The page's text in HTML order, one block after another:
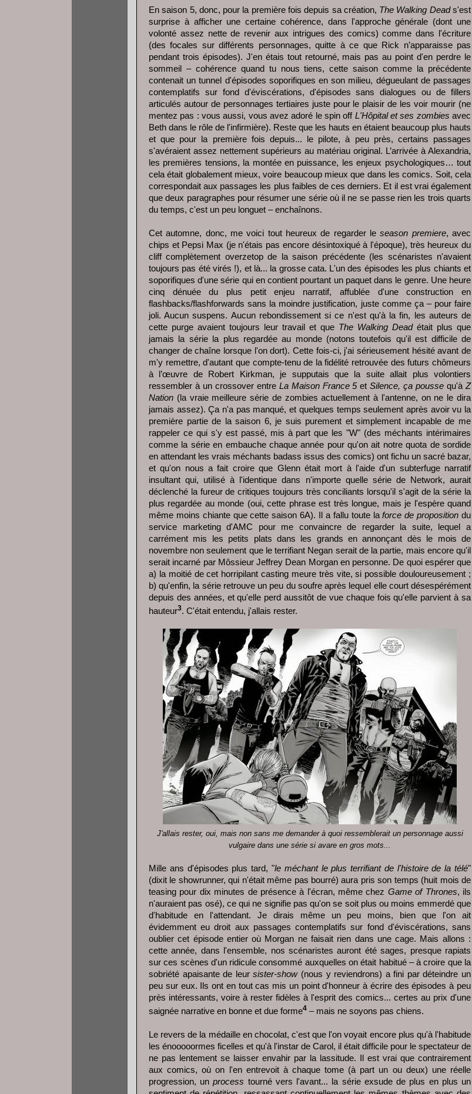
En saison 5, donc, pour la première fois depuis sa création, The Walking Deads'est
surprise à afficher une certaine cohérence, dans l'approche générale (dont une
volonté assez nette de revenir aux intrigues des comics) comme dans l'écriture
(des focales sur différents personnages, quitte à ce que Rick n’apparaisse pas
pendant trois épisodes). J'en étais tout retourné, mais pas au point d'en perdre le
sommeil – cohérence quand tu nous tiens, cette saison comme la précédente
contenait un tunnel d'épisodes soporifiques en son milieu, dégueulant de passages
contemplatifs sur fond d'éviscérations, d'épisodes sans dialogues ou de fillers
articulés autour de personnages tertiaires juste pour le plaisir de les voir mourir (ne
mentez pas : vous aussi, vous avez adoré le spin off L'Hôpital et ses zombies avec
Beth dans le rôle de l'infirmière). Reste que les hauts en étaient beaucoup plus hauts
et que pour la première fois depuis... le pilote, à peu près, certains passages
s'avéraient assez nettement supérieurs au matériau original. L’arrivée à Alexandria,
les premières tensions, la montée en puissance, les enjeux psychologiques… tout
cela était globalement mieux, voire beaucoup mieux que dans les comics. Soit, cela
correspondait aux passages les plus faibles de ces derniers. Et il est vrai également
que deux paragraphes pour résumer une série où il ne se passe rien les trois quarts
du temps, c'est un peu longuet – enchaînons.
Cet automne, donc, me voici tout heureux de regarder leseason premiere, avec
chips et Pepsi Max (je n'étais pas encore désintoxiqué à l'époque), très heureux du
cliff complètement overzetop de la saison précédente (les scénaristes n'avaient
toujours pas été virés !), et là... la grosse cata. L'un des épisodes les plus chiants et
soporifiques d'une série qui en contient pourtant un paquet dans le genre. Une heure
cinq dénuée du plus petit enjeu narratif, affublée d'une construction en
flashbacks/flashforwards sans la moindre justification, juste comme ça – pour faire
joli. Aucun suspens. Aucun rebondissement si ce n'est qu'à la fin, les auteurs de
cette purge avaient toujours leur travail et que The Walking Deadétait plus que
jamais la série la plus regardée au monde (notons toutefois qu'il est difficile de
changer de chaîne lorsque l'on dort). Cette fois-ci, j'ai sérieusement hésité avant de
m'y remettre, d'autant que compte-tenu de la fidélité retrouvée des futurs chômeurs
à l’œuvre de Robert Kirkman, je supputais que la suite allait plus volontiers
ressembler à un crossover entreLa Maison France 5etSilence, ça pousse qu'àZ
Nation (la vraie meilleure série de zombies actuellement à l'antenne, on ne le dira
jamais assez). Ça n'a pas manqué, et quelques temps seulement après avoir vu la
première partie de la saison 6, je suis purement et simplement incapable de me
rappeler ce qui s'y est passé, mis à part que les "W" (des méchants intérimaires
comme la série en embauche chaque année pour qu'on ait notre quota de sordide
en attendant les vrais méchants badass issus des comics) ont fichu un sacré bazar,
et qu'on nous a fait croire que Glenn était mort à l'aide d'un subterfuge narratif
insultant qui, utilisé à l'identique dans n'importe quelle série de Network, aurait
déclenché la fureur de critiques toujours très conciliants lorsqu'il s'agit de la série la
plus regardée au monde (oui, cette phrase est très longue, mais je l'espère quand
même moins chiante que cette saison 6A). Il a fallu toute laforce de proposition du
service marketing d'AMC pour me convaincre de regarder la suite, lequel a
carrément mis les petits plats dans les grands en annonçant dès le mois de
novembre non seulement que le terrifiant Negan serait de la partie, mais encore qu'il
serait incarné par Môssieur Jeffrey Dean Morgan en personne. De quoi espérer que
a) la moitié de cet horripilant casting meure très vite, si possible douloureusement ;
b) qu'enfin, la série retrouve un peu du soufre après lequel elle court désespérément
depuis des années, et qu'elle perd aussitôt de vue chaque fois qu'elle parvient à sa
hauteur3. C'était entendu, j'allais rester.
J'allais rester, oui, mais non sans me demander à quoi ressemblerait un personnage aussi
vulgaire dans une série si avare en gros mots...
Mille ans d'épisodes plus tard, "le méchant le plus terrifiant de l'histoire de la télé"
(dixit le showrunner, qui n'était même pas bourré) aura pris son temps (huit mois de
teasing pour dix minutes de présence à l'écran, même chez Game of Thrones, ils
n'auraient pas osé), ce qui ne signifie pas qu'on se soit plus ou moins emmerdé que
d'habitude en l'attendant. Je dirais même un peu moins, bien que l'on ait
évidemment eu droit aux passages contemplatifs sur fond d'éviscérations, sans
oublier cet épisode entier où Morgan ne faisait rien dans une cage. Mais allons :
cette année, dans l'ensemble, nos scénaristes auront été sages, presque rapiats
sur ces scènes d'un ridicule consommé auxquelles on était habitué – à croire que la
sobriété apaisante de leursister-show(nous y reviendrons) a fini par déteindre un
peu sur eux. Ils ont en tout cas mis un point d'honneur à écrire des épisodes à peu
près intéressants, voire à rester fidèles à l'esprit des comics... certes au prix d'une
saignée narrative en bonne et due forme4 – mais ne soyons pas chiens.
Le revers de la médaille en chocolat, c'est que l'on voyait encore plus qu'à l'habitude
les énooooormes ficelles et qu'à l'instar de Carol, il était difficile pour le spectateur de
ne pas lentement se laisser envahir par la lassitude. Il est vrai que contrairement
aux comics, où on l'en entrevoit à chaque tome (à part un ou deux) une réelle
progression, unprocess tourné vers l'avant... la série exsude de plus en plus un